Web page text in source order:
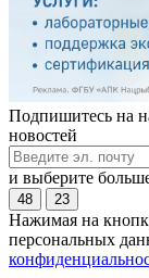
Подпишитесь на
новостей
и выберите
48 23
Нажимая на
персональных